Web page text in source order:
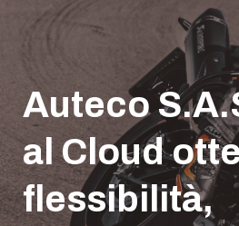
Auteco
al Cloud
flessibilità,